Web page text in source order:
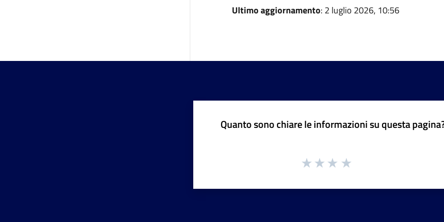
Ultimo aggiornamento: 2 luglio 2026, 10:56
Quanto sono chiare le informazioni su questa